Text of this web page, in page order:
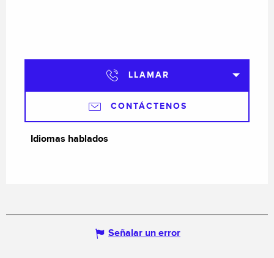
LLAMAR
CONTÁCTENOS
Idiomas hablados
Idiomas hablados
Señalar un error